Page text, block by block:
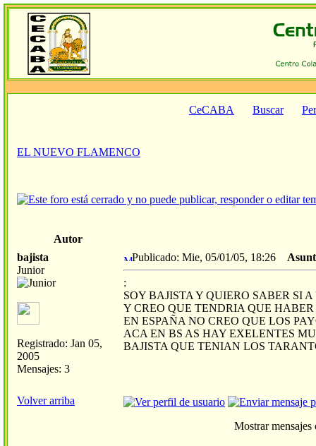
CeCABA Buscar
EL NUEVO FLAMENCO
Autor
bajista
Junior
Registrado: Jan 05,
2005
Mensajes: 3
Publicado: Mie, 05/01/05, 18:26
:
SOY BAJISTA Y QUIERO SABER SI
Y CREO QUE TENDRIA QUE
EN ESPAÑA NO CREO QUE LOS
ACA EN BS AS HAY EXELENTES
BAJISTA QUE TENIAN LOS
Volver arriba
Mostrar